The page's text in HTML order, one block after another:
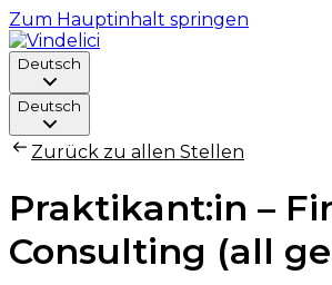
Zum Hauptinhalt springen
Deutsch
Deutsch
Zurück zu allen Stellen
Praktikant:in –
Consulting (all